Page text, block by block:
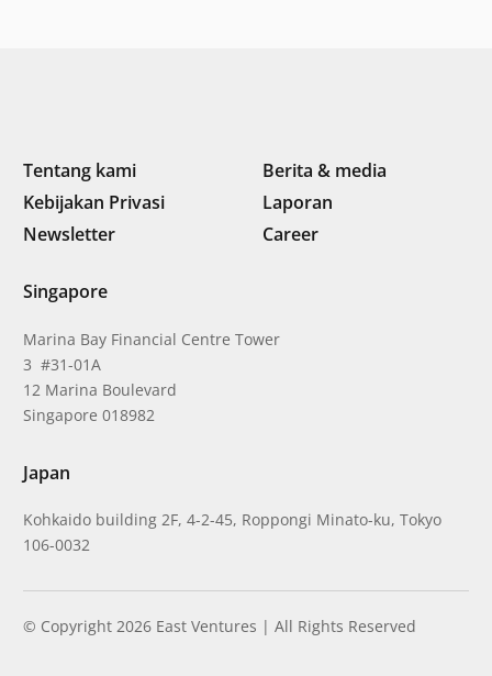
Tentang kami
Berita & media
Kebijakan Privasi
Laporan
Newsletter
Career
Singapore
Marina Bay Financial Centre Tower
3 #31-01A
12 Marina Boulevard
Singapore 018982
Japan
Kohkaido building 2F, 4-2-45, Roppongi Minato-ku, Tokyo
106-0032
© Copyright 2026 East Ventures | All Rights Reserved